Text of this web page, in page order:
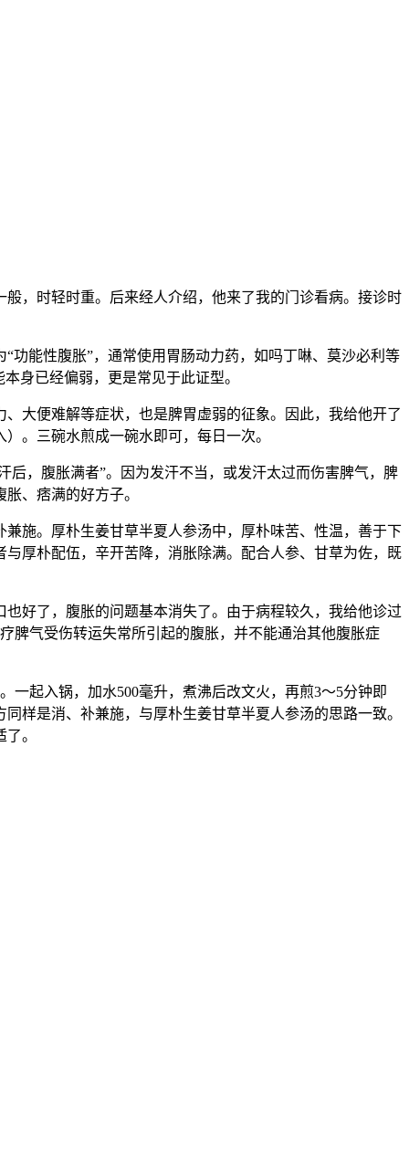
，时轻时重。后来经人介绍，他来了我的门诊看病。接诊时
功能性腹胀”，通常使用胃肠动力药，如吗丁啉、莫沙必利等
身已经偏弱，更是常见于此证型。
大便难解等症状，也是脾胃虚弱的征象。因此，我给他开了
。三碗水煎成一碗水即可，每日一次。
后，腹胀满者”。因为发汗不当，或发汗太过而伤害脾气，脾
、痞满的好方子。
施。厚朴生姜甘草半夏人参汤中，厚朴味苦、性温，善于下
厚朴配伍，辛开苦降，消胀除满。配合人参、甘草为佐，既
好了，腹胀的问题基本消失了。由于病程较久，我给他诊过
脾气受伤转运失常所引起的腹胀，并不能通治其他腹胀症
一起入锅，加水500毫升，煮沸后改文火，再煎3～5分钟即
样是消、补兼施，与厚朴生姜甘草半夏人参汤的思路一致。
。